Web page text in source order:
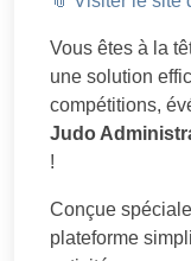
Vous êtes à la
une solution
compétitions,
Judo
!
Conçue
plateforme